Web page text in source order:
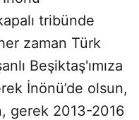
tribünde
zaman Türk
Beşiktaş'ımıza
İnönü’de olsun,
gerek 2013-2016